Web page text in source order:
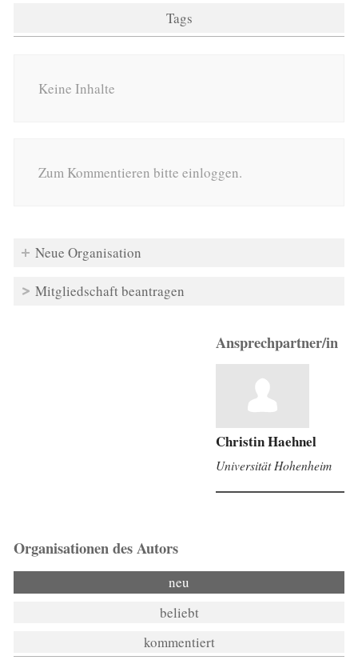
Tags
Keine Inhalte
Zum Kommentieren bitte einloggen.
Neue Organisation
Mitgliedschaft beantragen
Ansprechpartner/in
Christin Haehnel
Universität Hohenheim
Organisationen des Autors
neu
beliebt
kommentiert